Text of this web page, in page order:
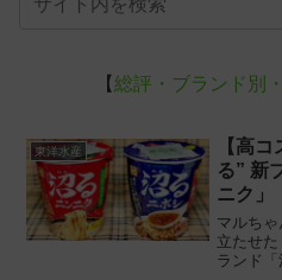
【総評・ブランド別
東洋水産
【高
る” 新
ニク」
た件。
マルち
立たせた
ランド